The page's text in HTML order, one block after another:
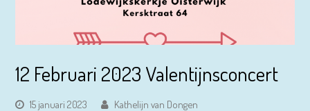
12 Februari 2023 Valentijnsconcert
15 januari 2023
Kathelijn van Dongen